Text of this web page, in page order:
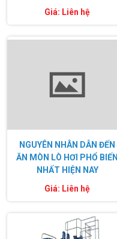
Giá: Liên hệ
NGUYÊN NHÂN DẪN ĐẾN
ĂN MÒN LÒ HƠI PHỔ BIẾN
NHẤT HIỆN NAY
Giá: Liên hệ